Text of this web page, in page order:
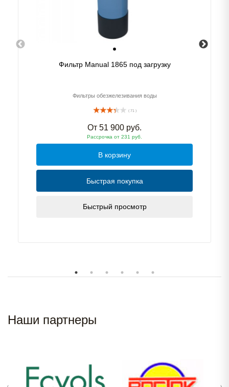
Фильтр Manual 1865 под загрузку
Фильтры обезжелезивания воды
( 71 )
От 51 900 руб.
Рассрочка от 231 руб.
В корзину
Быстрая покупка
Быстрый просмотр
Наши партнеры